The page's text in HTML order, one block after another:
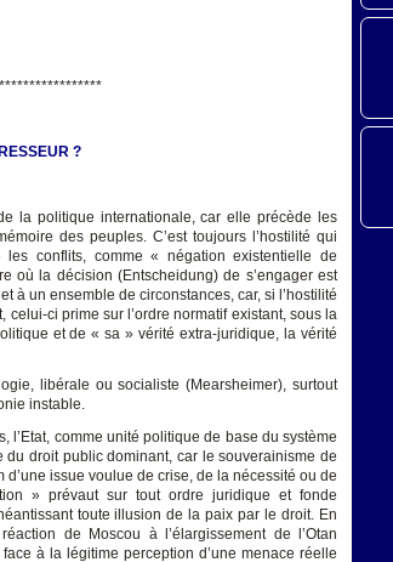
?
la politique internationale, car elle précède les
des peuples. C’est toujours l’hostilité qui
les conflits, comme « négation existentielle de
où la décision (Entscheidung) de s’engager est
à un ensemble de circonstances, car, si l’hostilité
ci prime sur l’ordre normatif existant, sous la
et de « sa » vérité extra-juridique, la vérité
libérale ou socialiste (Mearsheimer), surtout
instable.
l’Etat, comme unité politique de base du système
droit public dominant, car le souverainisme de
issue voulue de crise, de la nécessité ou de
» prévaut sur tout ordre juridique et fonde
toute illusion de la paix par le droit. En
de Moscou à l’élargissement de l’Otan
à la légitime perception d’une menace réelle